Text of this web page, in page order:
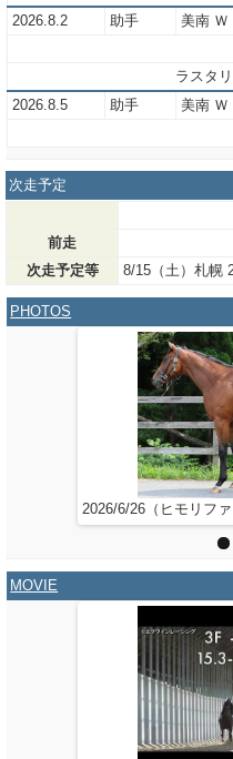
2026.8.2
助手 美南 Ｗ
ラスタ
2026.8.5
助手 美南 Ｗ
次走予定
前走
次走予定等
8/15（土）札幌
PHOTOS
2026/6/26（ヒモリファ
MOVIE